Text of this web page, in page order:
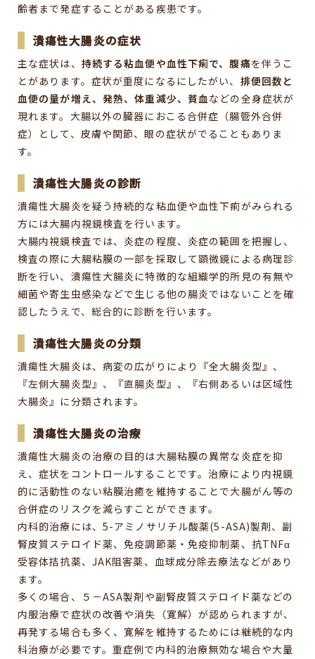
齢者まで発症することがある疾患です。
潰瘍性大腸炎の症状
主な症状は、 持続する粘血便や血性下痢で、腹痛を伴うこ
とがあります。症状が重度になるにしたがい、 排便回数と
血便の量が増え、発熱、体重減少、貧血などの全身症状が
現れます。大腸以外の臓器におこる合併症（腸管外合併
症）として、皮膚や関節、眼の症状がでることもありま
す。
潰瘍性大腸炎の診断
潰瘍性大腸炎を疑う持続的な粘血便や血性下痢がみられる
方には大腸内視鏡検査を行います。
大腸内視鏡検査では、炎症の程度、炎症の範囲を把握し、
検査の際に大腸粘膜の一部を採取して顕微鏡による病理診
断を行い、潰瘍性大腸炎に特徴的な組織学的所見の有無や
細菌や寄生虫感染などで生じる他の腸炎ではないことを確
認したうえで、総合的に診断を行います。
潰瘍性大腸炎の分類
潰瘍性大腸炎は、病変の広がりにより『全大腸炎型』、
『左側大腸炎型』、『直腸炎型』、『右側あるいは区域性
大腸炎』に分類されます。
潰瘍性大腸炎の治療
潰瘍性大腸炎の治療の目的は大腸粘膜の異常な炎症を抑
え、症状をコントロールすることです。治療により内視鏡
的に活動性のない粘膜治癒を維持することで大腸がん等の
合併症のリスクを減らすことができます。
内科的治療には、5-アミノサリチル酸薬(5-ASA)製剤、副
腎皮質ステロイド薬、免疫調節薬・免疫抑制薬、抗TNFα
受容体拮抗薬、JAK阻害薬、血球成分除去療法などがあり
ます。
多くの場合、５－ASA製剤や副腎皮質ステロイド薬などの
内服治療で症状の改善や消失（寛解）が認められますが、
再発する場合も多く、寛解を維持するためには継続的な内
科治療が必要です。重症例で内科的治療無効な場合や大量